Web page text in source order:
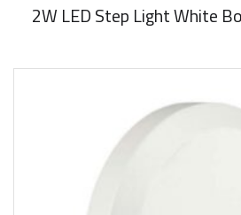
2W LED Step Light White